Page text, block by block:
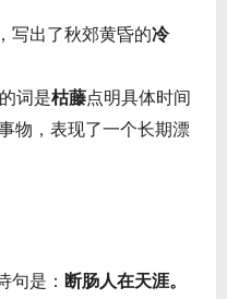
写出了秋郊黄昏的冷
词是枯藤点明具体时间
物，表现了一个长期漂
句是： 断肠人在天涯。